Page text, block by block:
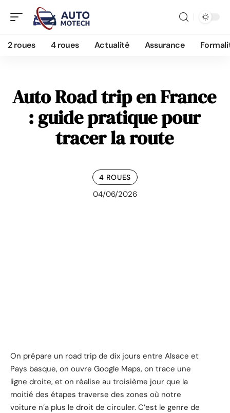
2 roues 4 roues Actualité Assurance
Auto Road trip en France
: guide pratique pour
tracer la route
4 ROUES
04/06/2026
On prépare un road trip de dix jours entre Alsace et
Pays basque, on ouvre Google Maps, on trace une
ligne droite, et on réalise au troisième jour que la
moitié des étapes traverse des zones où notre
voiture n’a plus le droit de circuler. C’est le genre de